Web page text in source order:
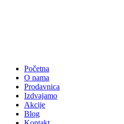
Početna
O nama
Prodavnica
Izdvajamo
Akcije
Blog